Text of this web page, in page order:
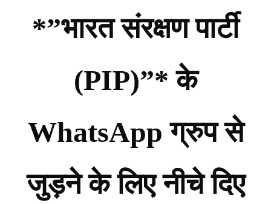
*”भारत संरक्षण पार्टी
(PIP)”* के
WhatsApp ग्रुप से
जुड़ने के लिए नीचे दिए